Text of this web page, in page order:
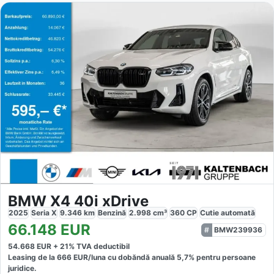
BMW X4 40i xDrive
2025 Seria X 9.346 km Benzină 2.998 cm³ 360 CP Cutie automată
66.148 EUR
BMW239936
54.668 EUR + 21% TVA deductibil
Leasing de la 666 EUR/luna cu dobăndă anuală 5,7% pentru persoane
juridice.